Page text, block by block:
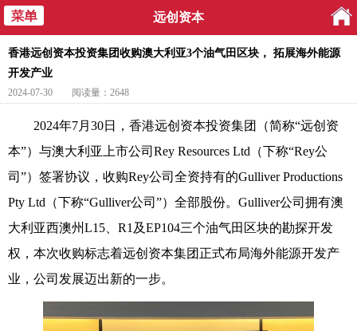
远创资本
香港远创资本投资集团收购澳大利亚3个油气田区块， 拓展海外能源
开发产业
2024-07-30 阅读量：2648
2024年7月30日，香港远创资本投资集团（简称“远创资
本”）与澳大利亚上市公司Rey Resources Ltd （下称“Rey公
司 ”）签署协议 ，收购Rey公司全资持有的Gulliver Productions
Pty Ltd （下称“Gulliver公司”） 全部股份。Gulliver公司拥有澳
大利亚西澳州L15、R1及EP104三个油气田区块的勘探开发
权，本次收购标志着远创资本集团正式布局海外能源开发产
业，公司发展迈出新的一步。